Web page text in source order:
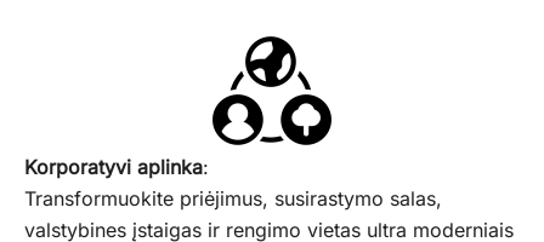
Korporatyvi aplinka:
Transformuokite priėjimus, susirastymo salas,
valstybines įstaigas ir rengimo vietas ultra moderniais